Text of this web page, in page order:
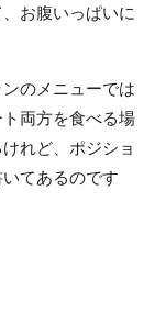
お腹いっぱいに
のメニューでは
両方を食べる場
れど、ポジショ
てあるのです